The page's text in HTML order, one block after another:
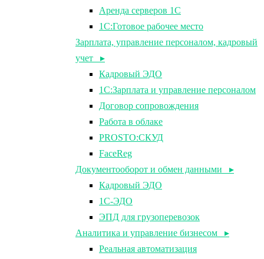
Аренда серверов 1С
1C:Готовое рабочее место
Зарплата, управление персоналом, кадровый
учет ▸
Кадровый ЭДО
1С:Зарплата и управление персоналом
Договор сопровождения
Работа в облаке
PROSTO:СКУД
FaceReg
Документооборот и обмен данными ▸
Кадровый ЭДО
1С-ЭДО
ЭПД для грузоперевозок
Аналитика и управление бизнесом ▸
Реальная автоматизация